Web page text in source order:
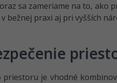
sa zameriame na to, ako
bežnej praxi aj pri vyšších
priestoru je vhodné